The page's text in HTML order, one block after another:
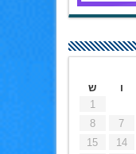
ו
ש
1
7
8
14
15